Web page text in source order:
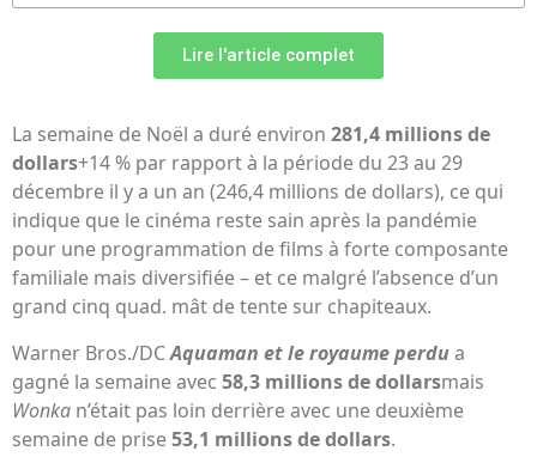
Lire l'article complet
La semaine de Noël a duré environ 281,4 millions de
dollars+14 % par rapport à la période du 23 au 29
décembre il y a un an (246,4 millions de dollars), ce qui
indique que le cinéma reste sain après la pandémie
pour une programmation de films à forte composante
familiale mais diversifiée – et ce malgré l’absence d’un
grand cinq quad. mât de tente sur chapiteaux.
Warner Bros./DCAquaman et le royaume perdua
gagné la semaine avec 58,3 millions de dollarsmais
Wonka n’était pas loin derrière avec une deuxième
semaine de prise53,1 millions de dollars.